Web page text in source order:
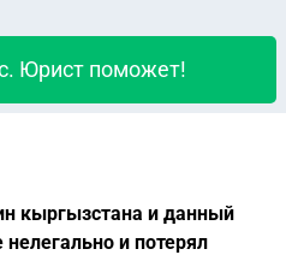
Юрист поможет!
кыргызстана и данный
и потерял